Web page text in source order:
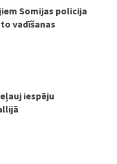
Somijas policija
vadīšanas
iespēju